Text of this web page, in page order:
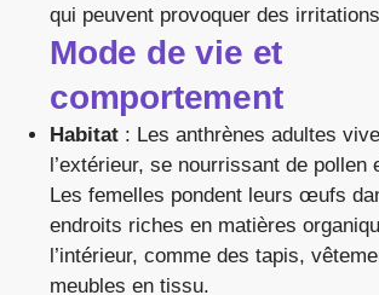
qui peuvent provoquer des
Mode de vie et
comportement
Habitat : Les anthrènes adultes
l’extérieur, se nourrissant de pollen
Les femelles pondent leurs œufs
endroits riches en matières
l’intérieur, comme des tapis,
meubles en tissu.